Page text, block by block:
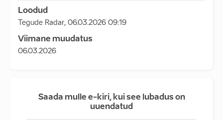
Loodud
Tegude Radar, 06.03.2026 09:19
Viimane muudatus
06.03.2026
Saada mulle e-kiri, kui see lubadus on
uuendatud